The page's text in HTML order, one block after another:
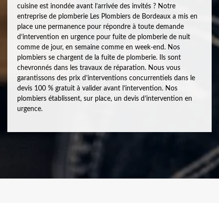
cuisine est inondée avant l’arrivée des invités ? Notre
entreprise de plomberie Les Plombiers de Bordeaux a mis en
place une permanence pour répondre à toute demande
d’intervention en urgence pour fuite de plomberie de nuit
comme de jour, en semaine comme en week-end. Nos
plombiers se chargent de la fuite de plomberie. Ils sont
chevronnés dans les travaux de réparation. Nous vous
garantissons des prix d’interventions concurrentiels dans le
devis 100 % gratuit à valider avant l’intervention. Nos
plombiers établissent, sur place, un devis d’intervention en
urgence.